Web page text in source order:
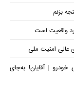
بزنم
واقعیت است
عالی امنیت ملی
| آقایان! به‌جای